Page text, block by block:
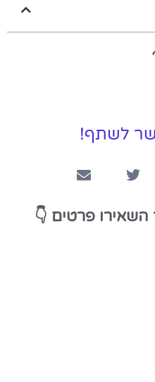
לשתף!
פרטים 👇